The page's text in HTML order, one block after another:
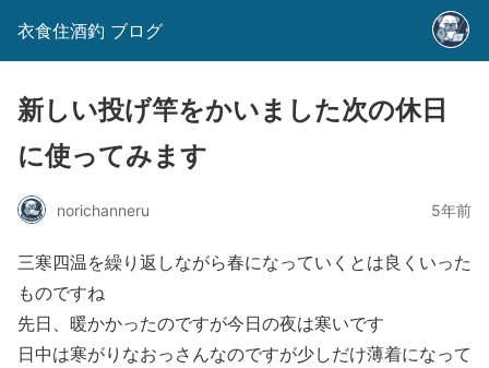
衣食住酒釣 ブログ
新しい投げ竿をかいました次の休日
に使ってみます
norichanneru 5年前
三寒四温を繰り返しながら春になっていくとは良くいった
ものですね
先日、暖かかったのですが今日の夜は寒いです
日中は寒がりなおっさんなのですが少しだけ薄着になって